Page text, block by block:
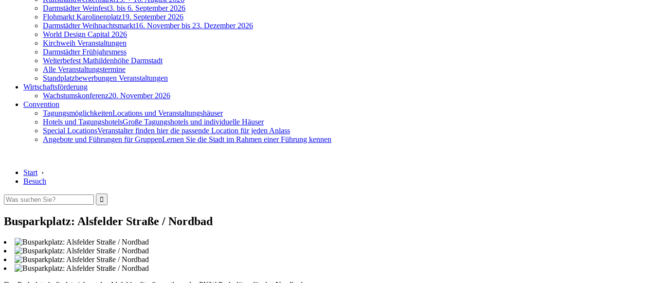
Darmstädter Weinfest3. bis 6. September 2026
Flohmarkt Karolinenplatz19. September 2026
Darmstädter Weihnachtsmarkt16. November bis 23. Dezember 2026
World Design Capital 2026
Kirchweih Veranstaltungen
Darmstädter Frühjahrsmess
Welterbefest Mathildenhöhe Darmstadt
Alle Veranstaltungstermine
Standplatzbewerbungen Veranstaltungen
Wirtschaftsförderung
Wachstumskonferenz20. November 2026
Convention
TagungsmöglichkeitenLocations und Veranstaltungshäuser
Hotels und TagungshotelsGroße Tagungshotels und individuelle Häuser
Special LocationsVeranstalter finden hier die passende Location für jeden Anlass
Angebote und Führungen für GruppenLernen Sie die Stadt im Rahmen einer Führung kennen
Start ›
Besuch
Busparkplatz: Alsfelder Straße / Nordbad